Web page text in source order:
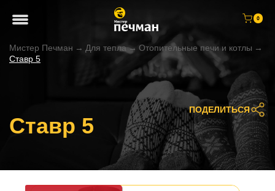
0
Мистер Печман → Для тепла→ Отопительные печи и котлы →
Ставр 5
Ставр 5
ПОДЕЛИТЬСЯ